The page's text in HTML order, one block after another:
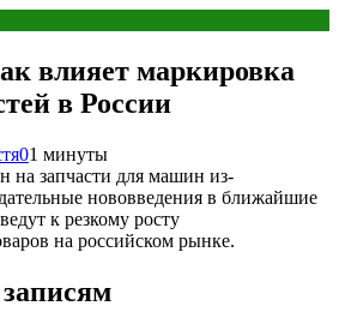
влияет маркировка
в России
01 минуты
запчасти для машин из-
нововведения в ближайшие
к резкому росту
на российском рынке.